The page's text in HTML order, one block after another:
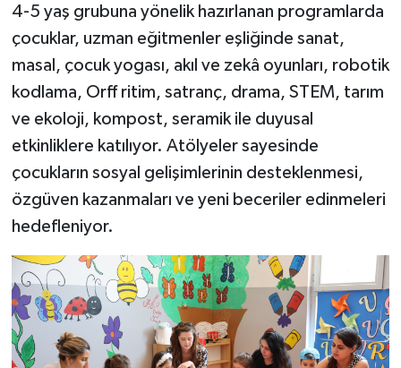
4-5 yaş grubuna yönelik hazırlanan programlarda
çocuklar, uzman eğitmenler eşliğinde sanat,
masal, çocuk yogası, akıl ve zekâ oyunları, robotik
kodlama, Orff ritim, satranç, drama, STEM, tarım
ve ekoloji, kompost, seramik ile duyusal
etkinliklere katılıyor. Atölyeler sayesinde
çocukların sosyal gelişimlerinin desteklenmesi,
özgüven kazanmaları ve yeni beceriler edinmeleri
hedefleniyor.